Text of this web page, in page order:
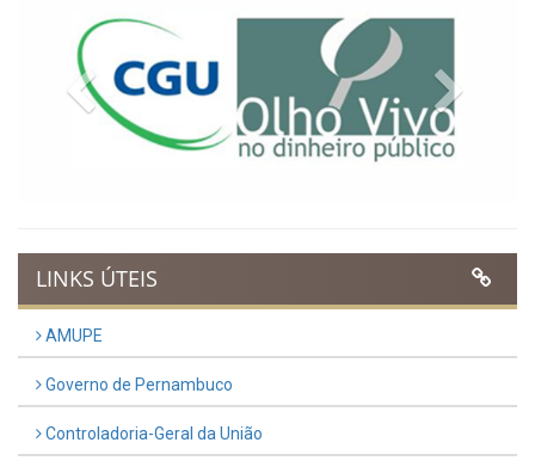
Previous
LINKS ÚTEIS
AMUPE
Governo de Pernambuco
Controladoria-Geral da União